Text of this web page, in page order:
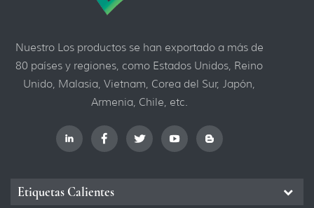
Nuestro Los productos se han exportado a más de
80 países y regiones, como Estados Unidos, Reino
Unido, Malasia, Vietnam, Corea del Sur, Japón,
Armenia, Chile, etc.
Etiquetas Calientes